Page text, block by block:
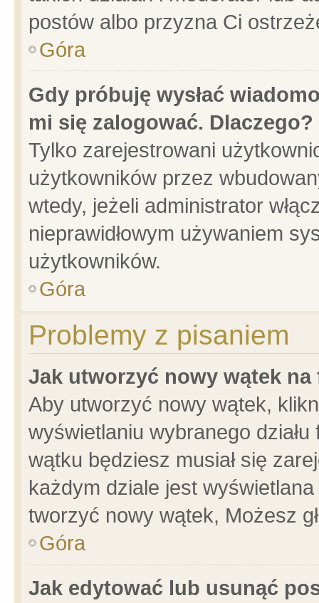
postów albo przyzna Ci
Góra
Gdy próbuję wysłać
mi się zalogować. Dlaczego?
Tylko zarejestrowani
użytkowników przez
wtedy, jeżeli administrator
nieprawidłowym używaniem
użytkowników.
Góra
Problemy z pisaniem
Jak utworzyć nowy wątek na
Aby utworzyć nowy wątek,
wyświetlaniu wybranego
wątku będziesz musiał się
każdym dziale jest
tworzyć nowy wątek, Możesz
Góra
Jak edytować lub usunąć